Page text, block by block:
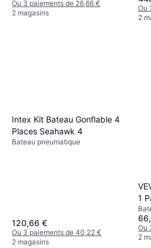
Ou 3 paiements de 26,66 €
2 magasins
Ou
2
Intex Kit Bateau Gonflable 4
Places Seahawk 4
Bateau pneumatique
120,66 €
Ou 3 paiements de 40,22 €
2 magasins
1
Ou
2